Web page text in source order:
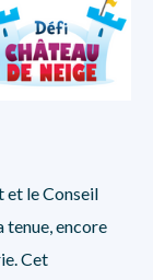
et le Conseil
tenue, encore
Cet